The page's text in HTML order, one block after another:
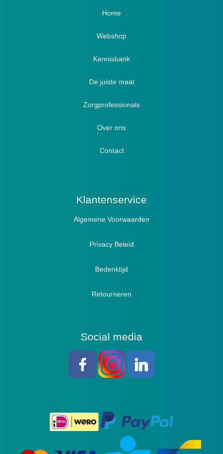
Home
Webshop
Verbandschoenen / Verbandsloffen
Luxe verbandschoenen / stretch (Hallux)
Diabetici
Winterboots
Lymph / Oedeem
Actief
Pantoffels
Sandalen
Kennisbank
Diabetici
Oedeem
Hallux Valgus
Hamertenen
De juiste maat
Zorgprofessionals
Over ons
Contact
Klantenservice
Algemene Voorwaarden
Privacy Beleid
Bedenktijd
Retourneren
Social media